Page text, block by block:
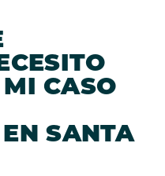
CASO
SANTA